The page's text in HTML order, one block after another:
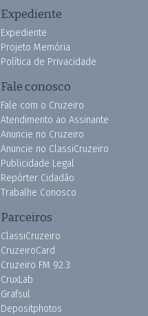
Expediente
Expediente
Projeto Memória
Política de Privacidade
Fale conosco
Fale com o Cruzeiro
Atendimento ao Assinante
Anuncie no Cruzeiro
Anuncie no ClassiCruzeiro
Publicidade Legal
Repórter Cidadão
Trabalhe Conosco
Parceiros
ClassiCruzeiro
CruzeiroCard
Cruzeiro FM 92.3
CruxLab
Grafsul
Depositphotos